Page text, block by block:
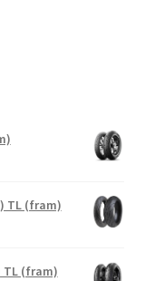
TL (fram)
TL (fram)